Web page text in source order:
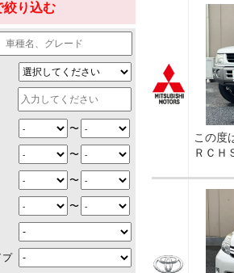
絞り込む
〜
〜
〜
〜
プ
この度
ＲＣＨ